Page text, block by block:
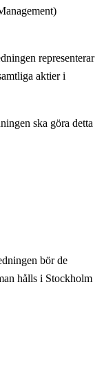
representerar
aktier i
ska göra detta
bör de
hålls i Stockholm